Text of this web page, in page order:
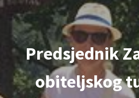
Predsjednik
obiteljskog